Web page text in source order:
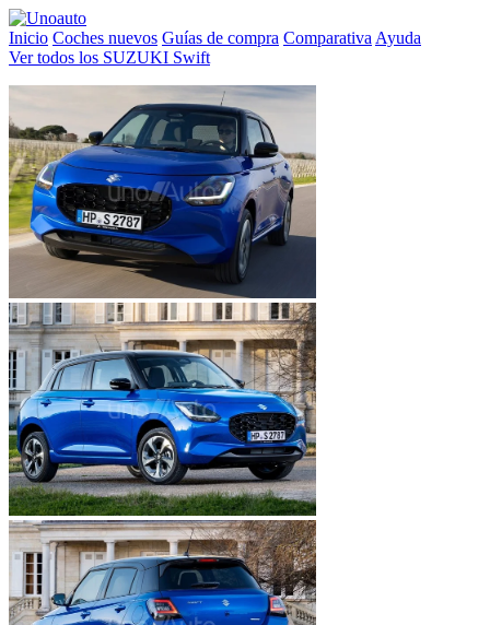
Inicio Coches nuevos Guías de compra Comparativa Ayuda
Ver todos los SUZUKI Swift